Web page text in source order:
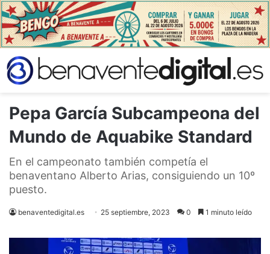
Pepa García Subcampeona del
Mundo de Aquabike Standard
En el campeonato también competía el
benaventano Alberto Arias, consiguiendo un 10º
puesto.
benaventedigital.es 25 septiembre, 2023 0 1 minuto leído